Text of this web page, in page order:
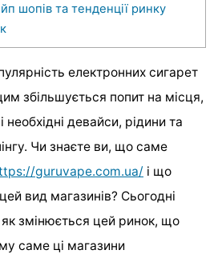
шопів та тенденції ринку
електронних сигарет
збільшується попит на місця,
девайси, рідини та
Чи знаєте ви, що саме
guruvape.com.ua/ і що
вид магазинів? Сьогодні
змінюється цей ринок, що
саме ці магазини